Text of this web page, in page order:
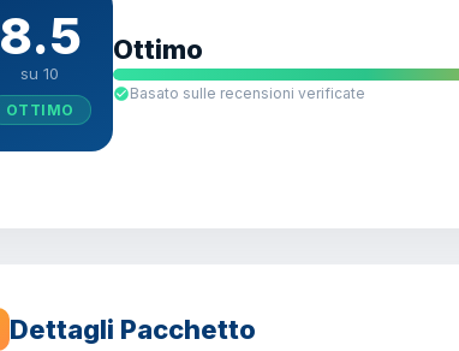
8.5
su 10
OTTIMO
Ottimo
Basato sulle recensioni verificate
Dettagli Pacchetto